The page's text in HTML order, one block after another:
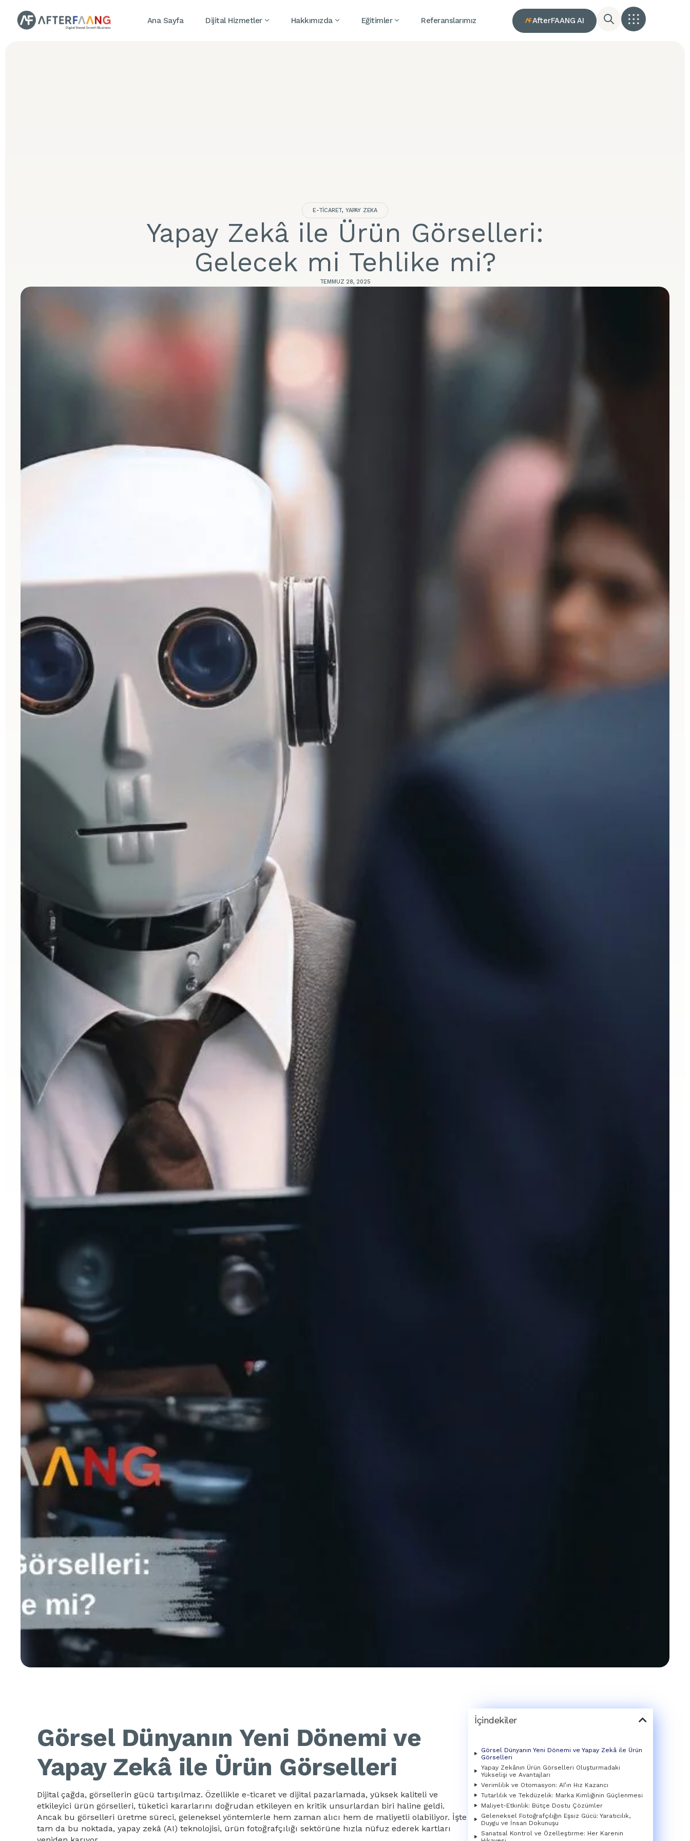
Ana Sayfa Dijital Hizmetler Hakkımızda Eğitimler Referanslarımız AfterFAANG AI
E-TICARET, YAPAY ZEKA
Yapay Zekâ ile Ürün Görselleri:
Gelecek mi Tehlike mi?
TEMMUZ 28, 2025
Görsel Dünyanın Yeni Dönemi ve
Yapay Zekâ ile Ürün Görselleri
Dijital çağda, görsellerin gücü tartışılmaz. Özellikle e-ticaret ve dijital pazarlamada, yüksek kaliteli ve
etkileyici ürün görselleri, tüketici kararlarını doğrudan etkileyen en kritik unsurlardan biri haline geldi.
Ancak bu görselleri üretme süreci, geleneksel yöntemlerle hem zaman alıcı hem de maliyetli olabiliyor. İşte
tam da bu noktada, yapay zekâ (AI) teknolojisi, ürün fotoğrafçılığı sektörüne hızla nüfuz ederek kartları
İçindekiler
Görsel Dünyanın Yeni Dönemi ve Yapay Zekâ ile Ürün
Görselleri
Yapay Zekânın Ürün Görselleri Oluşturmadaki
Yükselişi ve Avantajları
Verimlilik ve Otomasyon: AI’ın Hız Kazancı
Tutarlılık ve Tekdüzelik: Marka Kimliğinin Güçlenmesi
Maliyet-Etkinlik: Bütçe Dostu Çözümler
Geleneksel Fotoğrafçılığın Eşsiz Gücü: Yaratıcılık,
Duygu ve İnsan Dokunuşu
Sanatsal Kontrol ve Özelleştirme: Her Karenin